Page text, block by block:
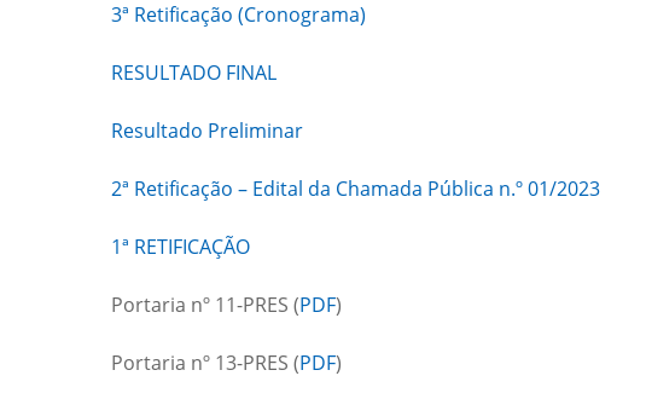
3ª Retificação (Cronograma)
RESULTADO FINAL
Resultado Preliminar
2ª Retificação – Edital da Chamada Pública n.º 01/2023
1ª RETIFICAÇÃO
Portaria nº 11-PRES (PDF)
Portaria nº 13-PRES (PDF)